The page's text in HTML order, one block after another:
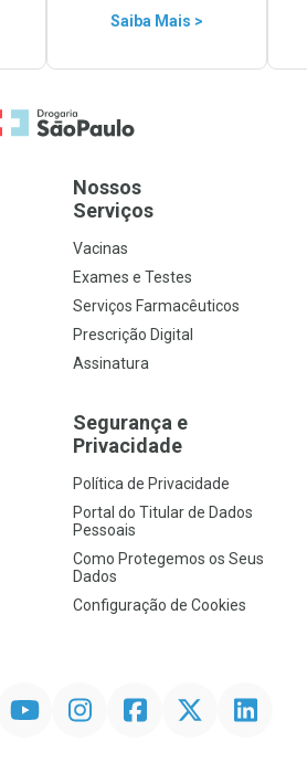
Saiba Mais >
a Home
Nossos
Serviços
Vacinas
Exames e Testes
Serviços Farmacêuticos
Prescrição Digital
Assinatura
Segurança e
Privacidade
Política de Privacidade
Portal do Titular de Dados
Pessoais
Como Protegemos os Seus
Dados
Configuração de Cookies
InstagramFacebookTwitter Linkedin